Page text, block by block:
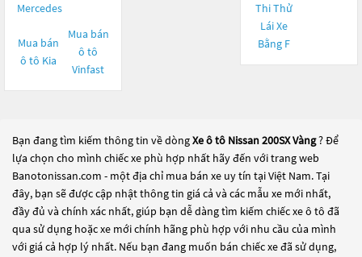
Mercedes
Mua bán
ô tô Kia
Mua bán
ô tô
Vinfast
Thi Thử
Lái Xe
Bằng F
Bạn đang tìm kiếm thông tin về dòngXe ô tô Nissan 200SX Vàng? Để
lựa chọn cho mình chiếc xe phù hợp nhất hãy đến với trang web
Banotonissan.com - một địa chỉ mua bán xe uy tín tại Việt Nam. Tại
đây, bạn sẽ được cập nhật thông tin giá cả và các mẫu xe mới nhất,
đầy đủ và chính xác nhất, giúp bạn dễ dàng tìm kiếm chiếc xe ô tô đã
qua sử dụng hoặc xe mới chính hãng phù hợp với nhu cầu của mình
với giá cả hợp lý nhất. Nếu bạn đang muốn bán chiếc xe đã sử dụng,